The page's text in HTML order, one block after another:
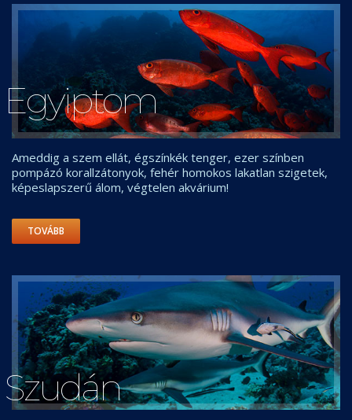
Egyiptom
Ameddig a szem ellát, égszínkék tenger, ezer színben
pompázó korallzátonyok, fehér homokos lakatlan szigetek,
képeslapszerű álom, végtelen akvárium!
TOVÁBB
Szudán